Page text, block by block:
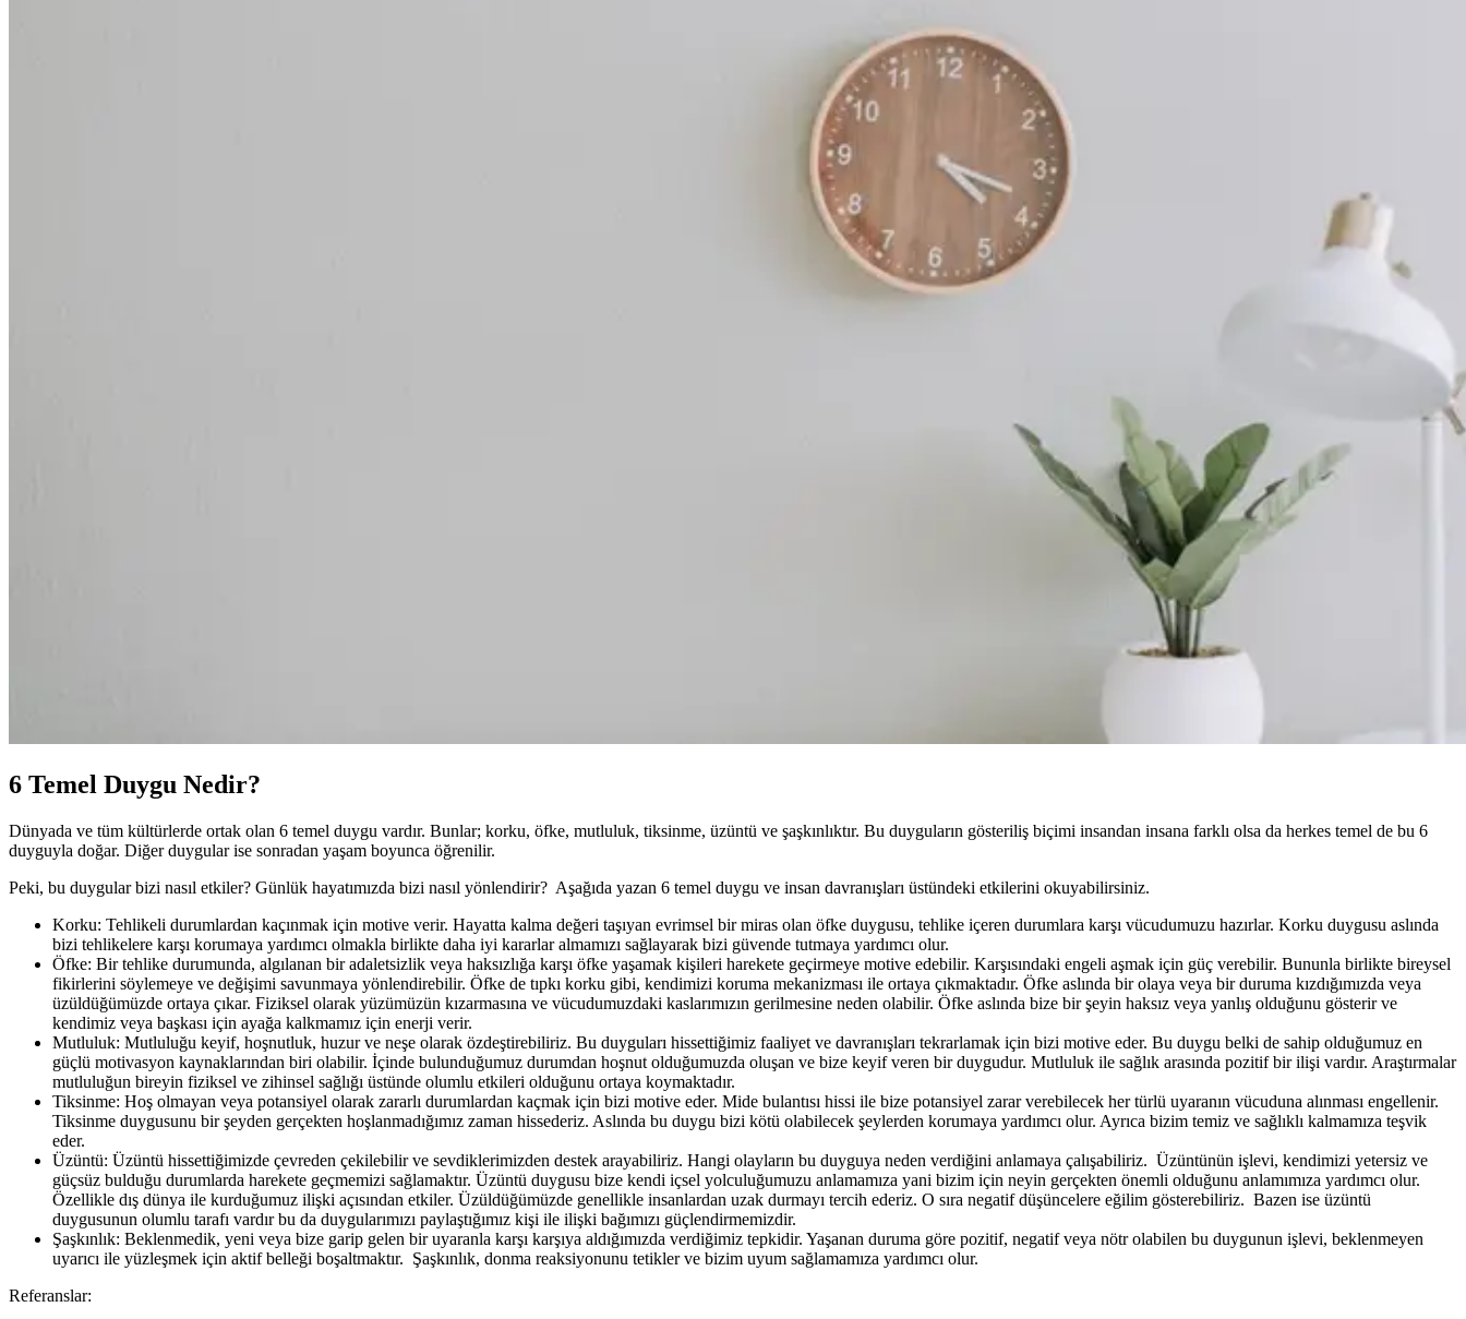
6 Temel Duygu Nedir?
Dünyada ve tüm kültürlerde ortak olan 6 temel duygu vardır. Bunlar; korku, öfke, mutluluk, tiksinme, üzüntü ve şaşkınlıktır. Bu duyguların gösteriliş biçimi insandan insana farklı olsa da herkes temel de bu 6
duyguyla doğar. Diğer duygular ise sonradan yaşam boyunca öğrenilir.
Peki, bu duygular bizi nasıl etkiler? Günlük hayatımızda bizi nasıl yönlendirir? Aşağıda yazan 6 temel duygu ve insan davranışları üstündeki etkilerini okuyabilirsiniz.
Korku: Tehlikeli durumlardan kaçınmak için motive verir. Hayatta kalma değeri taşıyan evrimsel bir miras olan öfke duygusu, tehlike içeren durumlara karşı vücudumuzu hazırlar. Korku duygusu aslında
bizi tehlikelere karşı korumaya yardımcı olmakla birlikte daha iyi kararlar almamızı sağlayarak bizi güvende tutmaya yardımcı olur.
Öfke: Bir tehlike durumunda, algılanan bir adaletsizlik veya haksızlığa karşı öfke yaşamak kişileri harekete geçirmeye motive edebilir. Karşısındaki engeli aşmak için güç verebilir. Bununla birlikte bireysel
fikirlerini söylemeye ve değişimi savunmaya yönlendirebilir. Öfke de tıpkı korku gibi, kendimizi koruma mekanizması ile ortaya çıkmaktadır. Öfke aslında bir olaya veya bir duruma kızdığımızda veya
üzüldüğümüzde ortaya çıkar. Fiziksel olarak yüzümüzün kızarmasına ve vücudumuzdaki kaslarımızın gerilmesine neden olabilir. Öfke aslında bize bir şeyin haksız veya yanlış olduğunu gösterir ve
kendimiz veya başkası için ayağa kalkmamız için enerji verir.
Mutluluk: Mutluluğu keyif, hoşnutluk, huzur ve neşe olarak özdeştirebiliriz. Bu duyguları hissettiğimiz faaliyet ve davranışları tekrarlamak için bizi motive eder. Bu duygu belki de sahip olduğumuz en
güçlü motivasyon kaynaklarından biri olabilir. İçinde bulunduğumuz durumdan hoşnut olduğumuzda oluşan ve bize keyif veren bir duygudur. Mutluluk ile sağlık arasında pozitif bir ilişi vardır. Araştırmalar
mutluluğun bireyin fiziksel ve zihinsel sağlığı üstünde olumlu etkileri olduğunu ortaya koymaktadır.
Tiksinme: Hoş olmayan veya potansiyel olarak zararlı durumlardan kaçmak için bizi motive eder. Mide bulantısı hissi ile bize potansiyel zarar verebilecek her türlü uyaranın vücuduna alınması engellenir.
Tiksinme duygusunu bir şeyden gerçekten hoşlanmadığımız zaman hissederiz. Aslında bu duygu bizi kötü olabilecek şeylerden korumaya yardımcı olur. Ayrıca bizim temiz ve sağlıklı kalmamıza teşvik
eder.
Üzüntü: Üzüntü hissettiğimizde çevreden çekilebilir ve sevdiklerimizden destek arayabiliriz. Hangi olayların bu duyguya neden verdiğini anlamaya çalışabiliriz. Üzüntünün işlevi, kendimizi yetersiz ve
güçsüz bulduğu durumlarda harekete geçmemizi sağlamaktır. Üzüntü duygusu bize kendi içsel yolculuğumuzu anlamamıza yani bizim için neyin gerçekten önemli olduğunu anlamımıza yardımcı olur.
Özellikle dış dünya ile kurduğumuz ilişki açısından etkiler. Üzüldüğümüzde genellikle insanlardan uzak durmayı tercih ederiz. O sıra negatif düşüncelere eğilim gösterebiliriz. Bazen ise üzüntü
duygusunun olumlu tarafı vardır bu da duygularımızı paylaştığımız kişi ile ilişki bağımızı güçlendirmemizdir.
Şaşkınlık: Beklenmedik, yeni veya bize garip gelen bir uyaranla karşı karşıya aldığımızda verdiğimiz tepkidir. Yaşanan duruma göre pozitif, negatif veya nötr olabilen bu duygunun işlevi, beklenmeyen
uyarıcı ile yüzleşmek için aktif belleği boşaltmaktır. Şaşkınlık, donma reaksiyonunu tetikler ve bizim uyum sağlamamıza yardımcı olur.
Referanslar: